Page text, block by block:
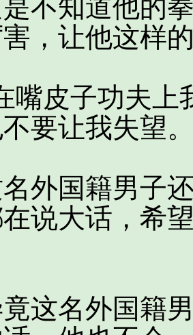
知道他的拳
，让他这样
皮子功夫上
要让我失望
国籍男子还
说大话，希
名外国籍男